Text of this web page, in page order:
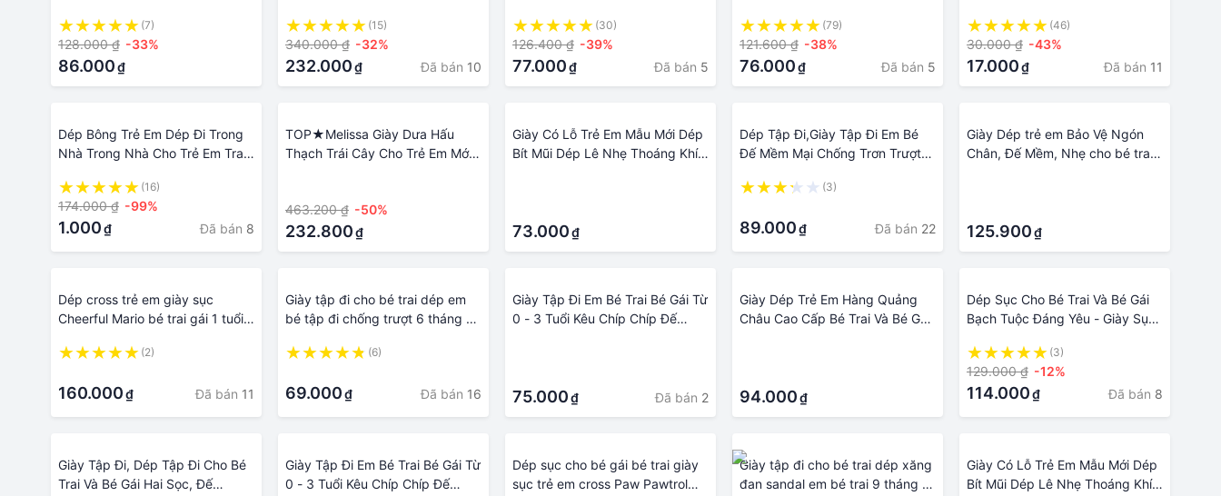
đối - Jeeps Kids - Chuyên Giày
Dép - Thời Trang Cho Bé
(7)
128.000 ₫ -33%
86.000₫
14 15-16 Tuổi Năm Tuổi Thanh
Thiếu Niên Cậu Bé Ngoài Trời
Chống Trượt Bãi Biển Giày Giản
Dị Trẻ Em Spiderman Sho Kích
(15)
340.000 ₫ -32%
232.000₫ Đã bán 10
Em Kín-Dép Xăng Đan Xỏ Ngón
Trong Nhà Chống Va Chạm
Xăng-đan Và Dé dép cho bé trai
(30)
126.400 ₫ -39%
77.000₫ Đã bán 5
Trượt Hoạt Hình Dễ Thương Cho
Bé Giày Tổ Ong
(79)
121.600 ₫ -38%
76.000₫ Đã bán 5
Vệ Mũi Chân Bé - Giày bé trai
đến trường họa tiết sport -
Sandal shoe for children and
kids
(46)
30.000 ₫ -43%
17.000₫ Đã bán 11
Dép Bông Trẻ Em Dép Đi Trong
Nhà Trong Nhà Cho Trẻ Em Trai
Bông Gót Chân Bọc Em Bé Gia
Đình Lông Chống Trượt
(16)
174.000 ₫ -99%
1.000₫ Đã bán 8
TOP★Melissa Giày Dưa Hấu
Thạch Trái Cây Cho Trẻ Em Mới
Trượt Hoạt Hình Mùa Hè 922
463.200 ₫ -50%
232.800₫
Giày Có Lỗ Trẻ Em Mẫu Mới Dép
Bít Mũi Dép Lê Nhẹ Thoáng Khí
73.000₫
Dép Tập Đi,Giày Tập Đi Em Bé
Đế Mềm Mại Chống Trơn Trượt
tháng tuổi
(3)
89.000₫ Đã bán 22
Giày Dép trẻ em Bảo Vệ Ngón
Chân, Đế Mềm, Nhẹ cho bé trai
125.900₫
Dép cross trẻ em giày sục
Cheerful Mario bé trai gái 1 tuổi
(2)
160.000₫ Đã bán 11
Giày tập đi cho bé trai dép em
bé tập đi chống trượt 6 tháng -
(6)
69.000₫ Đã bán 16
Giày Tập Đi Em Bé Trai Bé Gái Từ
0 - 3 Tuổi Kêu Chíp Chíp Đế
75.000₫ Đã bán 2
Giày Dép Trẻ Em Hàng Quảng
Châu Cao Cấp Bé Trai Và Bé Gái
94.000₫
Dép Sục Cho Bé Trai Và Bé Gái
Bạch Tuộc Đáng Yêu - Giày Sục
Nghĩnh, Siêu Mềm Nhẹ Chống
Trơn Trượt Cho Bé
(3)
129.000 ₫ -12%
114.000₫ Đã bán 8
Giày Tập Đi, Dép Tập Đi Cho Bé
Trai Và Bé Gái Hai Sọc, Đế
Giày Tập Đi Em Bé Trai Bé Gái Từ
0 - 3 Tuổi Kêu Chíp Chíp Đế
Dép sục cho bé gái bé trai giày
sục trẻ em cross Paw Pawtrol
Giày tập đi cho bé trai dép xăng
đan sandal em bé trai 9 tháng ,
Giày Có Lỗ Trẻ Em Mẫu Mới Dép
Bít Mũi Dép Lê Nhẹ Thoáng Khí